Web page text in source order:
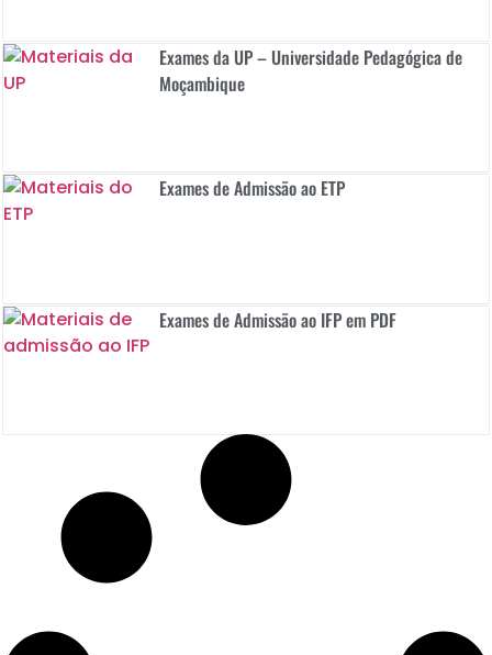
Exames da UP – Universidade Pedagógica de
Moçambique
Exames de Admissão ao ETP​
Exames de Admissão ao IFP em PDF